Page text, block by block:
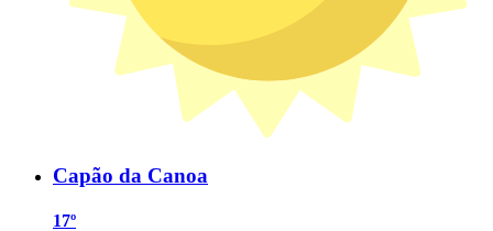
Capão da Canoa
17º